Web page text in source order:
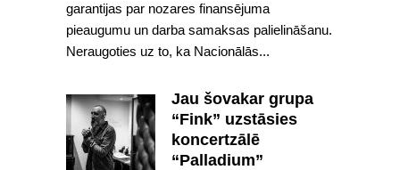
garantijas par nozares finansējuma
pieaugumu un darba samaksas palielināšanu.
Neraugoties uz to, ka Nacionālās...
Jau šovakar grupa
“Fink” uzstāsies
koncertzālē
“Palladium”